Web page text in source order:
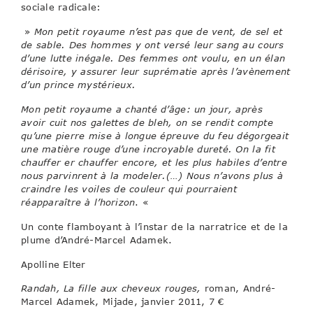
sociale radicale:
» Mon petit royaume n’est pas que de vent, de sel et
de sable. Des hommes y ont versé leur sang au cours
d’une lutte inégale. Des femmes ont voulu, en un élan
dérisoire, y assurer leur suprématie après l’avènement
d’un prince mystérieux.
Mon petit royaume a chanté d’âge: un jour, après
avoir cuit nos galettes de bleh, on se rendit compte
qu’une pierre mise à longue épreuve du feu dégorgeait
une matière rouge d’une incroyable dureté. On la fit
chauffer er chauffer encore, et les plus habiles d’entre
nous parvinrent à la modeler.(…) Nous n’avons plus à
craindre les voiles de couleur qui pourraient
réapparaître à l’horizon. «
Un conte flamboyant à l’instar de la narratrice et de la
plume d’André-Marcel Adamek.
Apolline Elter
Randah, La fille aux cheveux rouges, roman, André-
Marcel Adamek, Mijade, janvier 2011, 7 €